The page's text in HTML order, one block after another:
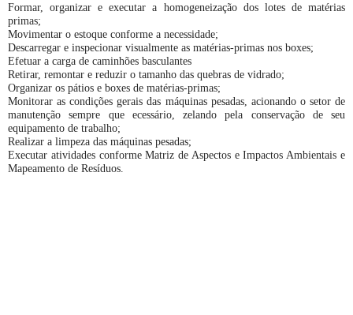
Formar, organizar e executar a homogeneização dos lotes de matérias
primas;
Movimentar o estoque conforme a necessidade;
Descarregar e inspecionar visualmente as matérias-primas nos boxes;
Efetuar a carga de caminhões basculantes
Retirar, remontar e reduzir o tamanho das quebras de vidrado;
Organizar os pátios e boxes de matérias-primas;
Monitorar as condições gerais das máquinas pesadas, acionando o setor de
manutenção sempre que ecessário, zelando pela conservação de seu
equipamento de trabalho;
Realizar a limpeza das máquinas pesadas;
Executar atividades conforme Matriz de Aspectos e Impactos Ambientais e
Mapeamento de Resíduos.